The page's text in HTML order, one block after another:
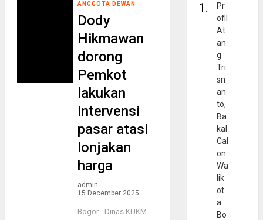
ANGGOTA DEWAN
Dody
Hikmawan
dorong
Pemkot
lakukan
intervensi
pasar atasi
lonjakan
harga
admin
15 December 2025
Bogor - Dinas KUKM
1.
Pr
ofil
At
an
g
Tri
sn
an
to,
Ba
kal
Cal
on
Wa
lik
ot
a
Bo